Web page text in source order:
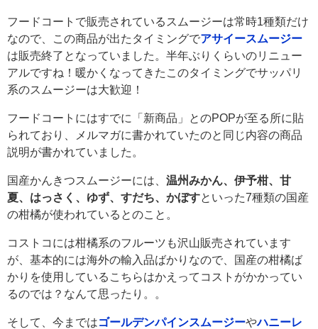
フードコートで販売されているスムージーは常時1種類だけ
なので、この商品が出たタイミングでアサイースムージー
は販売終了となっていました。半年ぶりくらいのリニュー
アルですね！暖かくなってきたこのタイミングでサッパリ
系のスムージーは大歓迎！
フードコートにはすでに「新商品」とのPOPが至る所に貼
られており、メルマガに書かれていたのと同じ内容の商品
説明が書かれていました。
国産かんきつスムージーには、 温州みかん、伊予柑、甘
夏、はっさく、ゆず、すだち、かぼすといった7種類の国産
の柑橘が使われているとのこと。
コストコには柑橘系のフルーツも沢山販売されています
が、基本的には海外の輸入品ばかりなので、国産の柑橘ば
かりを使用しているこちらはかえってコストがかかってい
るのでは？なんて思ったり。。
そして、今まではゴールデンパインスムージーやハニーレ